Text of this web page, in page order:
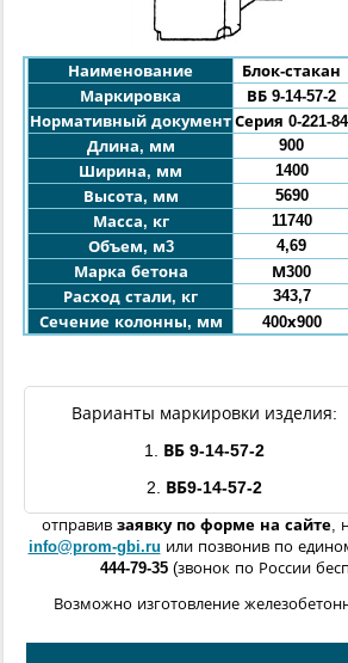
Наименование
Блок-стакан
Маркировка
ВБ 9-14-57-2
Нормативный документ Серия 0-221-84
Длина, мм
900
Ширина, мм
1400
Высота, мм
5690
Масса, кг
11740
Объем, м3
4,69
Марка бетона
М300
Расход стали, кг
343,7
Сечение колонны, мм
400х900
Варианты маркировки изделия:
1. ВБ 9-14-57-2
2.
ВБ9-14-57-2
отправив заявку по форме на сайте,
info@prom-gbi.ru или позвонив по
444-79-35 (звонок по России
Возможно изготовление